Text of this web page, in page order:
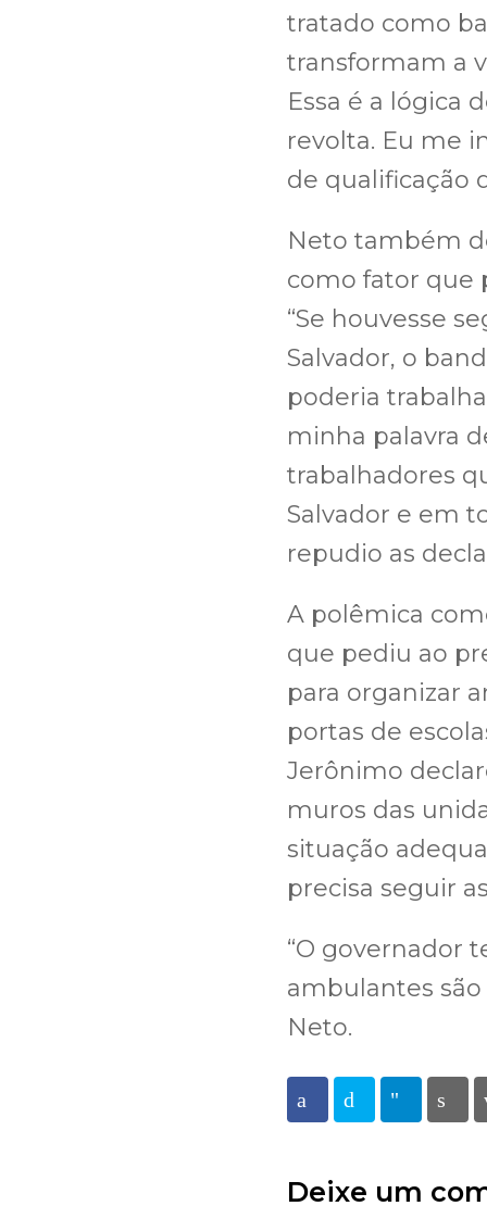
tratado como
transformam a
Essa é a lógica
revolta. Eu me
de qualificação
Neto também
como fator que
“Se houvesse
Salvador, o
poderia
minha palavra
trabalhadores
Salvador e em
repudio as
A polêmica
que pediu ao
para organizar
portas de
Jerônimo
muros das
situação
precisa seguir
“O governador
ambulantes
Neto.
FacebookTwitter
Deixe um